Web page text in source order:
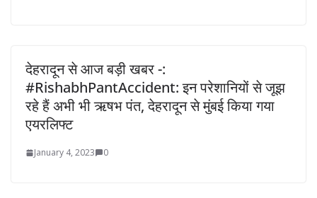
देहरादून से आज बड़ी खबर -:
#RishabhPantAccident: इन परेशानियों से जूझ
रहे हैं अभी भी ऋषभ पंत, देहरादून से मुंबई किया गया
एयरलिफ्ट
January 4, 2023 0